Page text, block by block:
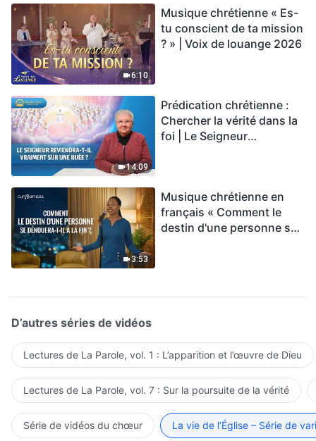
6:10
Musique chrétienne « Es-
tu conscient de ta mission
? » | Voix de louange 2026
14:09
Prédication chrétienne :
Chercher la vérité dans la
foi | Le Seigneur
3:53
Musique chrétienne en
français « Comment le
destin d'une personne se
D’autres séries de vidéos
Lectures de La Parole, vol. 1 : L’apparition et l’œuvre de Dieu
Lectures de La Parole, vol. 7 : Sur la poursuite de la vérité
Série de vidéos du chœur La vie de l’Église – Série de